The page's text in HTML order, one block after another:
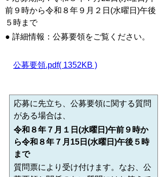
前９時から令和８年９月２日(水曜日)午後
５時まで
● 詳細情報： 公募要領をご覧ください。
公募要領.pdf( 1352KB )
応募に先立ち、 公募要領に関する質問
がある場合は、
令和８年７月１日(水曜日)午前９時か
ら令和８年７月15日(水曜日)午後５時
まで
質問票により受け付けます。なお、公